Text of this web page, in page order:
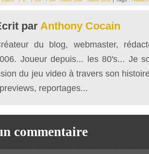
par Anthony Cocain
du blog, webmaster,
Joueur depuis... les 80's... Je
du jeu video à travers son
reportages...
commentaire